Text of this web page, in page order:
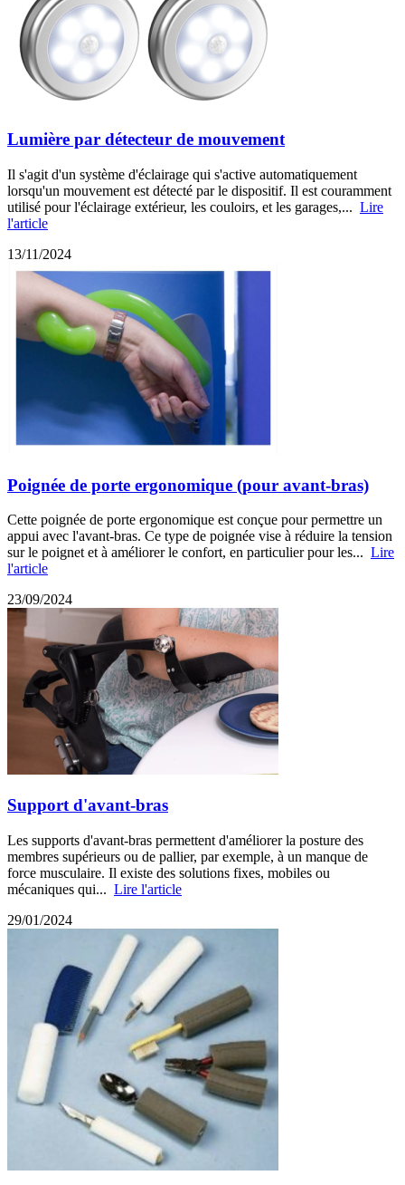
Lumière par détecteur de mouvement
Il s'agit d'un système d'éclairage qui s'active automatiquement
lorsqu'un mouvement est détecté par le dispositif. Il est couramment
utilisé pour l'éclairage extérieur, les couloirs, et les garages,... Lire
l'article
13/11/2024
Poignée de porte ergonomique (pour avant-bras)
Cette poignée de porte ergonomique est conçue pour permettre un
appui avec l'avant-bras. Ce type de poignée vise à réduire la tension
sur le poignet et à améliorer le confort, en particulier pour les... Lire
l'article
23/09/2024
Support d'avant-bras
Les supports d'avant-bras permettent d'améliorer la posture des
membres supérieurs ou de pallier, par exemple, à un manque de
force musculaire. Il existe des solutions fixes, mobiles ou
mécaniques qui... Lire l'article
29/01/2024